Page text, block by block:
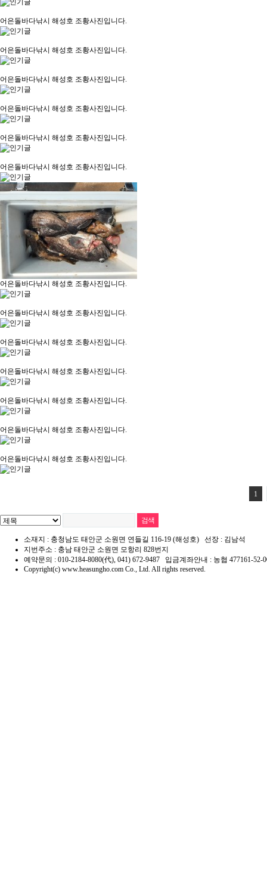
어은돌바다낚시 해성호 조황사진입니다.
어은돌바다낚시 해성호 조황사진입니다.
어은돌바다낚시 해성호 조황사진입니다.
어은돌바다낚시 해성호 조황사진입니다.
어은돌바다낚시 해성호 조황사진입니다.
어은돌바다낚시 해성호 조황사진입니다.
어은돌바다낚시 해성호 조황사진입니다.
어은돌바다낚시 해성호 조황사진입니다.
어은돌바다낚시 해성호 조황사진입니다.
어은돌바다낚시 해성호 조황사진입니다.
어은돌바다낚시 해성호 조황사진입니다.
어은돌바다낚시 해성호 조황사진입니다.
어은돌바다낚시 해성호 조황사진입니다.
1
소재지 : 충청남도 태안군 소원면 연들길 116-19 (해성호) 선장 : 김남석
지번주소 : 충남 태안군 소원면 모항리 828번지
예약문의 : 010-2184-8080(代), 041) 672-9487 입금계좌안내 : 농협 477161-
Copyright(c) www.heasungho.com Co., Ltd. All rights reserved.